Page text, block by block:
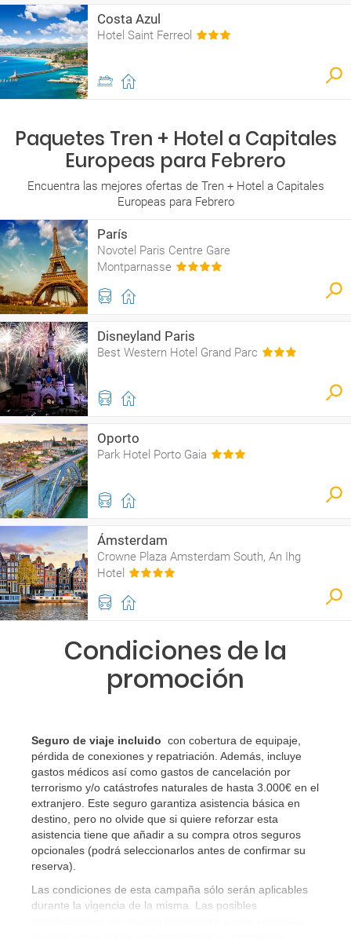
Costa Azul
Hotel Saint Ferreol
Paquetes Tren + Hotel a Capitales
Europeas para Febrero
Encuentra las mejores ofertas de Tren + Hotel a Capitales
Europeas para Febrero
París
Novotel Paris Centre Gare
Montparnasse
Disneyland Paris
Best Western Hotel Grand Parc
Oporto
Park Hotel Porto Gaia
Ámsterdam
Crowne Plaza Amsterdam South, An Ihg
Hotel
Condiciones de la
promoción
Seguro de viaje incluido con cobertura de equipaje,
pérdida de conexiones y repatriación. Además, incluye
gastos médicos así como gastos de cancelación por
terrorismo y/o catástrofes naturales de hasta 3.000€ en el
extranjero. Este seguro garantiza asistencia básica en
destino, pero no olvide que si quiere reforzar esta
asistencia tiene que añadir a su compra otros seguros
opcionales (podrá seleccionarlos antes de confirmar su
reserva)
Las condiciones de esta campaña sólo serán aplicables
durante la vigencia de la misma. Las posibles